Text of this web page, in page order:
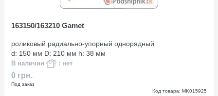
163150/163210 Gamet
роликовый радиально-упорный однорядный
d: 150 мм D: 210 мм h: 38 мм
В наличии : нет
0 грн.
Под заказ
Код товара: MK015925